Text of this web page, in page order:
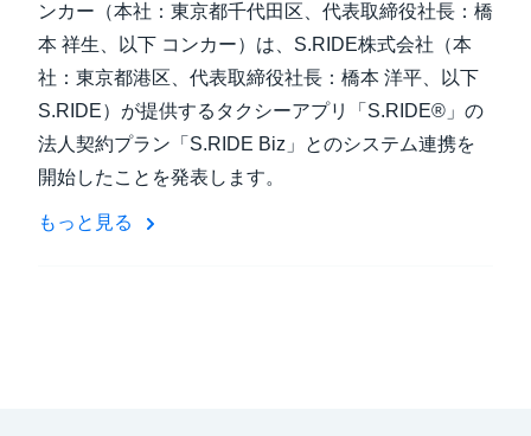
ンカー（本社：東京都千代田区、代表取締役社長：橋
本 祥生、以下 コンカー）は、S.RIDE株式会社（本
社：東京都港区、代表取締役社長：橋本 洋平、以下
S.RIDE）が提供するタクシーアプリ「S.RIDE®」の
法人契約プラン「S.RIDE Biz」とのシステム連携を
開始したことを発表します。
もっと見る